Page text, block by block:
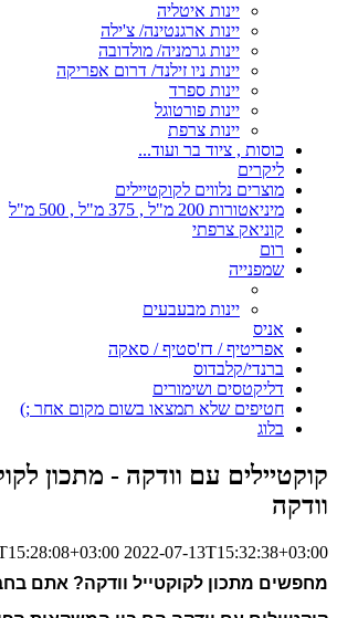
יינות איטליה
יינות ארגנטינה/ צ'ילה
יינות גרמניה/ מולדובה
יינות ניו זילנד/ דרום אפריקה
יינות ספרד
יינות פורטוגל
יינות צרפת
כוסות , ציוד בר ועוד...
ליקרים
מוצרים נלווים לקוקטיילים
מיניאטורות 200 מ"ל , 375 מ"ל , 500 מ"ל
קוניאק צרפתי
רום
שמפנייה
יינות מבעבעים
אניס
אפריטיף / דז'סטיף / סאקה
ברנדי/קלבדוס
דליקטסים ושימורים
חטיפים שלא תמצאו בשום מקום אחר ;)
בלוג
קוקטיילים עם וודקה - מתכון
וודקה
2022-07-13T15:32:38+03:00
מחפשים מתכון לקוקטייל וודקה? אתם